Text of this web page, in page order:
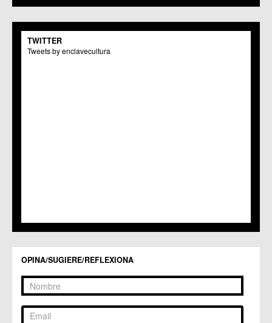
TWITTER
Tweets by enclavecultura
OPINA/SUGIERE/REFLEXIONA